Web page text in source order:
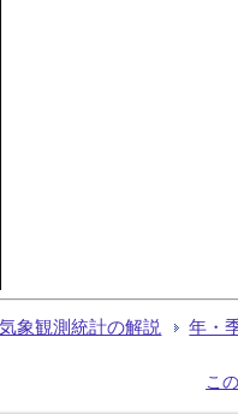
気象観測統計の解説 年・
こ